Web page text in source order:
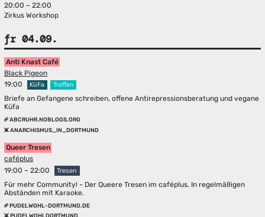
20:00 – 22:00
Zirkus Workshop
fr 04.09.
Anti Knast Café
Black Pigeon
19:00
KüFa Treffen
Briefe an Gefangene schreiben, offene Antirepressionsberatung und vegane
Küfa
ABCRUHR.NOBLOGS.ORG
ANARCHISMUS_IN_DORTMUND
Queer Tresen
caféplus
19:00 – 22:00
Tresen
Für mehr Community! - Der Queere Tresen im caféplus. In regelmäßigen
Abständen mit Karaoke.
PUDELWOHL-DORTMUND.DE